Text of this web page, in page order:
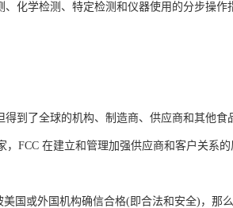
、化学检测、特定检测和仪器使用的分步操
得到了全球的机构、制造商、供应商和其他
，FCC 在建立和管理加强供应商和客户关系
国或外国机构确信合格(即合法和安全)，那